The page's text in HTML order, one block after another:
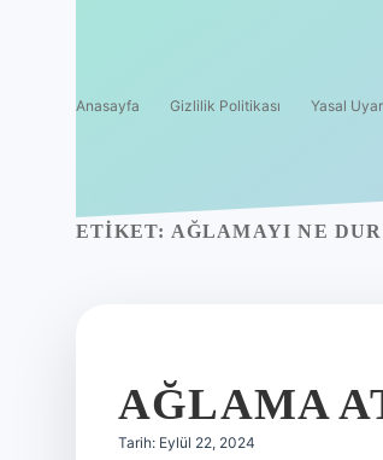
Anasayfa Gizlilik Politikası Yasal
ETIKET: AĞLAMAYI NE
AĞLAMA
Tarih: Eylül 22, 2024